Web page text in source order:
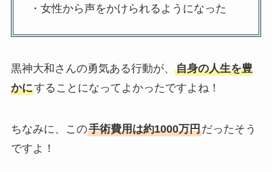
・女性から声をかけられるようになった
黒神大和さんの勇気ある行動が、 自身の人生を豊
かにすることになってよかったですよね！
ちなみに、この手術費用は約1000万円だったそう
ですよ！